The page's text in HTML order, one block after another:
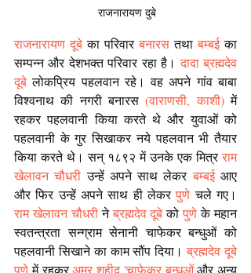
राजनारायण दुबे
राजनारायण दूबे का परिवार बनारस तथा बम्बई का
सम्पन्न और देशभक्त परिवार रहा है। दादा ब्रह्मदेव
दूबे लोकप्रिय पहलवान रहे। वह अपने गांव बाबा
विश्वनाथ की नगरी बनारस (वाराणसी, काशी) में
रहकर पहलवानी किया करते थे और युवाओं को
पहलवानी के गुर सिखाकर नये पहलवान भी तैयार
किया करते थे। सन् १८९२ में उनके एक मित्र राम
खेलावन चौधरी उन्हें अपने साथ लेकर बम्बई आए
और फिर उन्हें अपने साथ ही लेकर पुणे
राम खेलावन चौधरी ने ब्रह्मदेव दूबे को पुणे के महान
स्वतन्त्रता सन्ग्राम सेनानी चाफेकर बन्धुओं को
पहलवानी सिखाने का काम सौंप दिया। ब्रह्मदेव दूबे
पुणे में रहकर अमर शहीद 'चाफेकर बन्धुओं और अन्य